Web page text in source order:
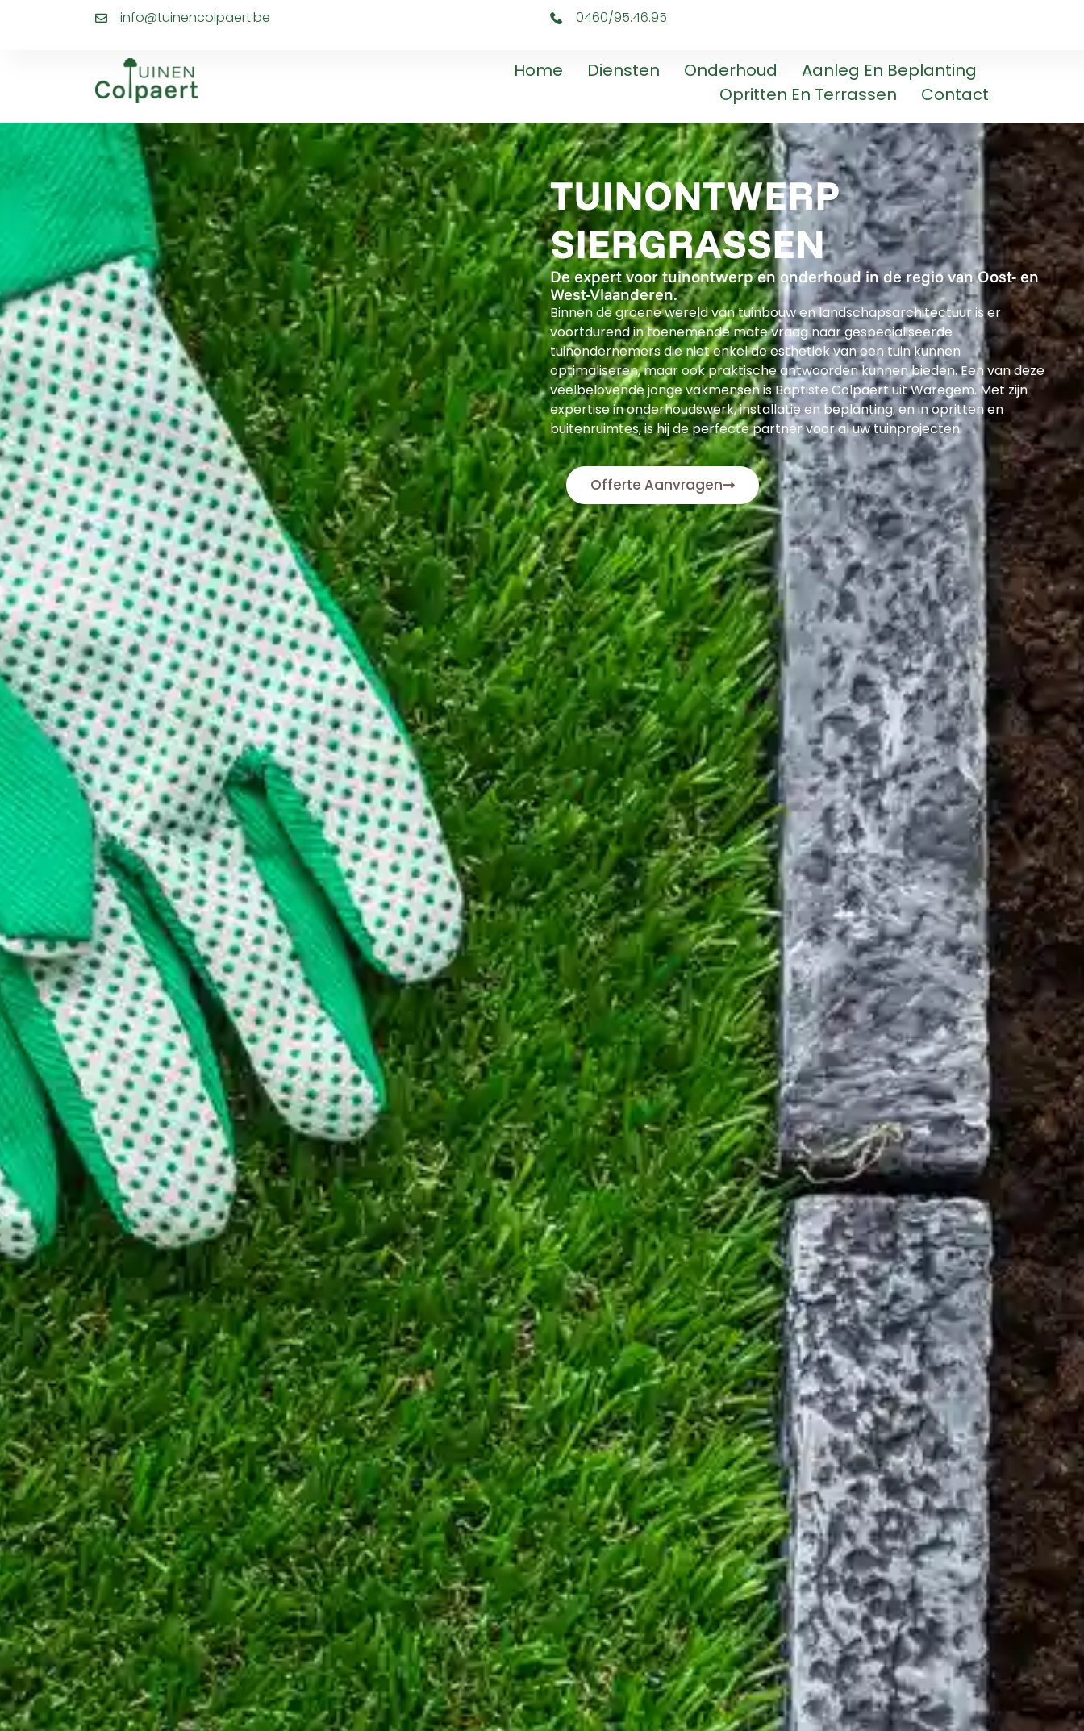
info@tuinencolpaert.be 0460/95.46.95
Home Diensten Onderhoud
Aanleg En Beplanting
Opritten En Terrassen
Contact
TUINONTWERP
SIERGRASSEN
De expert voor tuinontwerp en onderhoud in de regio van Oost- en
West-Vlaanderen.
Binnen de groene wereld van tuinbouw en landschapsarchitectuur is er
voortdurend in toenemende mate vraag naar gespecialiseerde
tuinondernemers die niet enkel de esthetiek van een tuin kunnen
optimaliseren, maar ook praktische antwoorden kunnen bieden. Een van deze
veelbelovende jonge vakmensen is Baptiste Colpaert uit Waregem. Met zijn
expertise in onderhoudswerk, installatie en beplanting, en in opritten en
buitenruimtes, is hij de perfecte partner voor al uw tuinprojecten.
Offerte Aanvragen